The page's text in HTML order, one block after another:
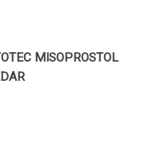
MISOPROSTOL